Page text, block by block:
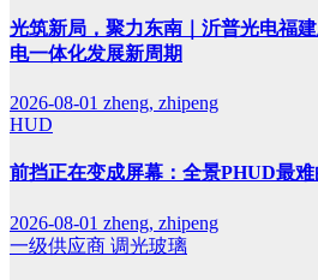
光筑新局，聚力东南｜沂普光电福
电一体化发展新周期
2026-08-01 zheng, zhipeng
HUD
前挡正在变成屏幕：全景PHUD最
2026-08-01 zheng, zhipeng
一级供应商 调光玻璃